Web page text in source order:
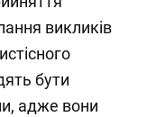
викликів
бути
адже вони